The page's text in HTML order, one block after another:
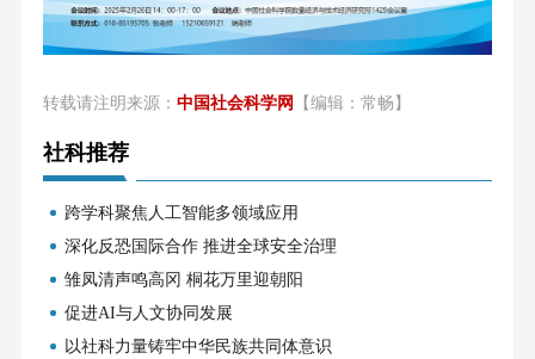
转载请注明来源： 中国社会科学网 【编辑：常畅】
社科推荐
跨学科聚焦人工智能多领域应用
深化反恐国际合作 推进全球安全治理
雏凤清声鸣高冈 桐花万里迎朝阳
促进AI与人文协同发展
以社科力量铸牢中华民族共同体意识